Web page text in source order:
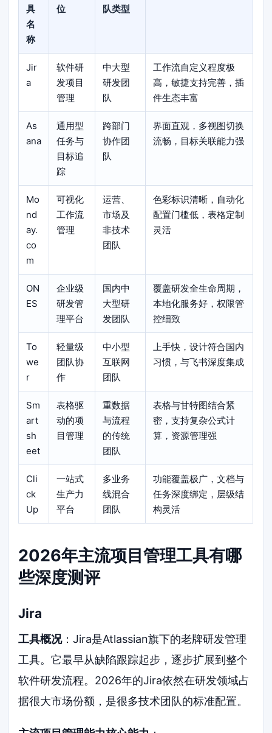
具
名
称
位
队类型
Jir
a
软件研
发项目
管理
中大型
研发团
队
工作流自定义程度极
高，敏捷支持完善，插
件生态丰富
As
ana
通用型
任务与
目标追
踪
跨部门
协作团
队
界面直观，多视图切换
流畅，目标关联能力强
Mo
nd
ay.
co
m
可视化
工作流
管理
运营、
市场及
非技术
团队
色彩标识清晰，自动化
配置门槛低，表格定制
灵活
ON
ES
企业级
研发管
理平台
国内中
大型研
发团队
覆盖研发全生命周期，
本地化服务好，权限管
控细致
To
we
r
轻量级
团队协
作
中小型
互联网
团队
上手快，设计符合国内
习惯，与飞书深度集成
Sm
art
sh
eet
表格驱
动的项
目管理
重数据
与流程
的传统
团队
表格与甘特图结合紧
密，支持复杂公式计
算，资源管理强
Cli
ck
Up
一站式
生产力
平台
多业务
线混合
团队
功能覆盖极广，文档与
任务深度绑定，层级结
构灵活
2026年主流项目管理工具有哪
些深度测评
Jira
工具概况：Jira是Atlassian旗下的老牌研发管理
工具。它最早从缺陷跟踪起步，逐步扩展到整个
软件研发流程。2026年的Jira依然在研发领域占
据很大市场份额，是很多技术团队的标准配置。